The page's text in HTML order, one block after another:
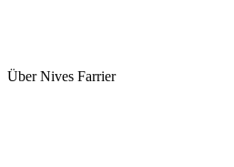
Über Nives Farrier